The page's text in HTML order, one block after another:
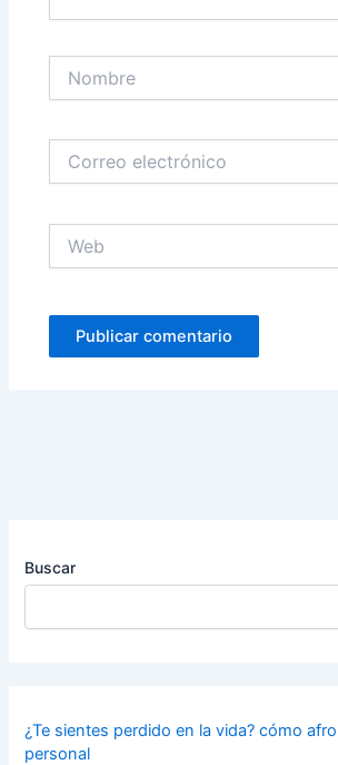
electrónico
Buscar
¿Te sientes perdido en la vida? cómo
personal